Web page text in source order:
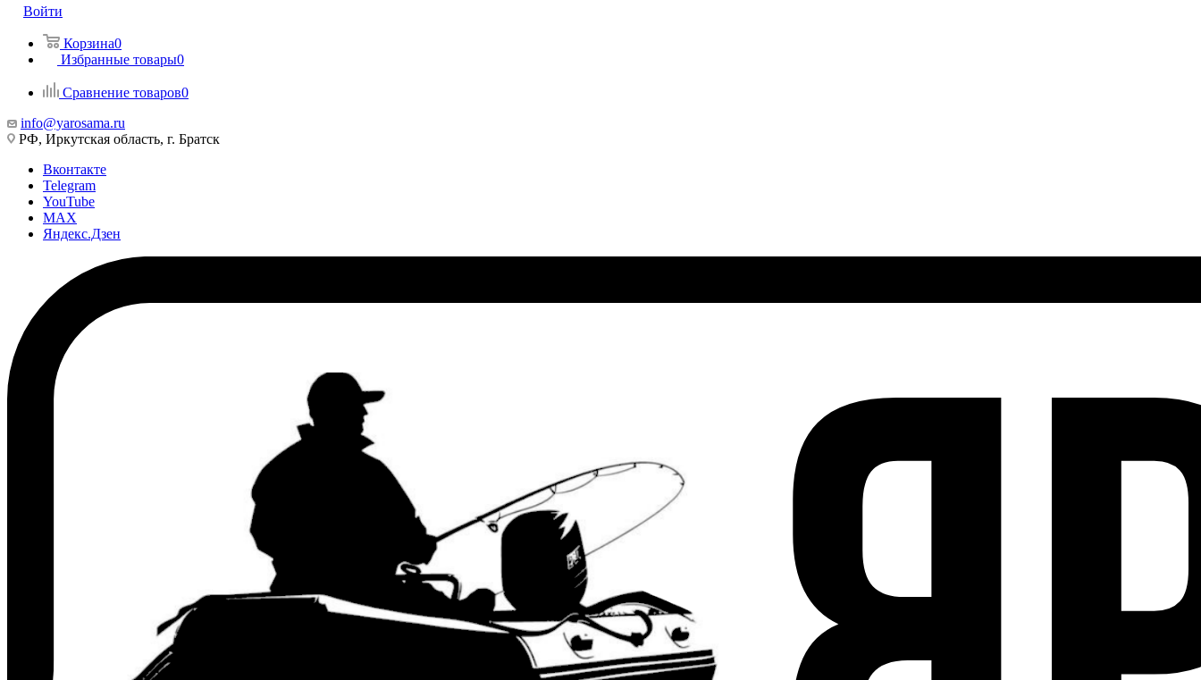
Войти
Корзина0
Избранные товары0
Сравнение товаров0
info@yarosama.ru
РФ, Иркутская область, г. Братск
Вконтакте
Telegram
YouTube
MAX
Яндекс.Дзен